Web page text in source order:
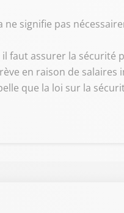
ne signifie pas
faut assurer la sécurité
en raison de salaires
que la loi sur la